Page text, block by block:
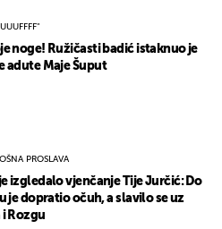
noge! Ružičasti badić istaknuo je
adute Maje Šuput
PROSLAVA
izgledalo vjenčanje Tije Jurčić: Do
je dopratio očuh, a slavilo se uz
Rozgu